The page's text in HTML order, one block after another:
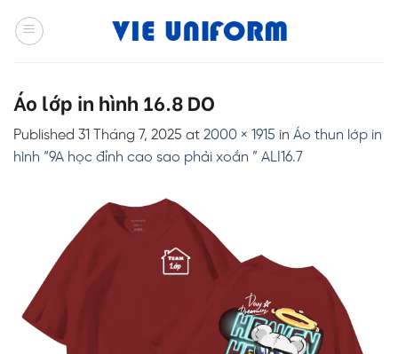
Áo lớp in hình 16.8 DO
Published 31 Tháng 7, 2025 at 2000 × 1915 in Áo thun lớp in
hình “9A học đỉnh cao sao phải xoắn ” ALI16.7